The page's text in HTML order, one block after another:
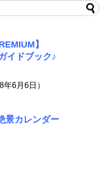
】
イドブック♪
年6月6日）
カレンダー